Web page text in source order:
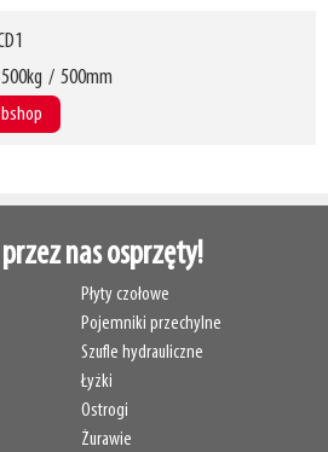
/ 500mm
nas osprzęty!
Płyty czołowe
Pojemniki przechylne
Szufle hydrauliczne
Łyżki
Ostrogi
Żurawie